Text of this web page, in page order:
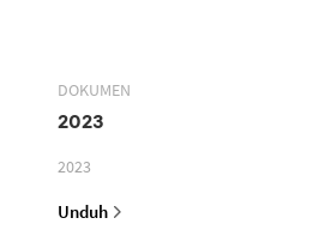
DOKUMEN
2023
2023
Unduh